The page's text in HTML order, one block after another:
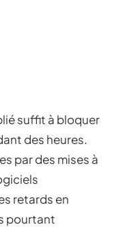
suffit à bloquer
des heures.
par des mises à
retards en
pourtant